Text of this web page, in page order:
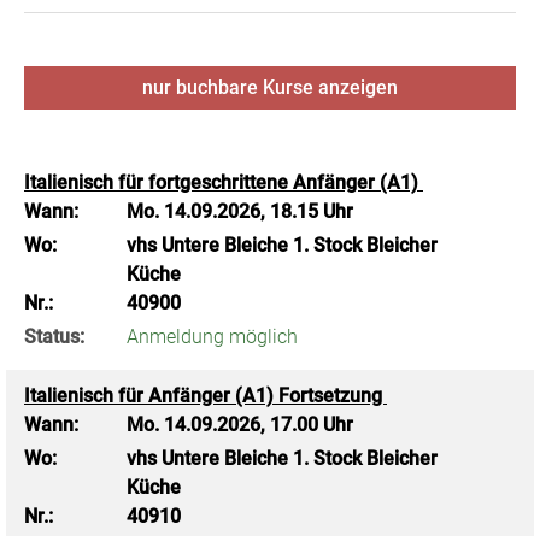
nur buchbare Kurse anzeigen
Italienisch für fortgeschrittene Anfänger (A1)
Wann:
Mo. 14.09.2026, 18.15 Uhr
Wo:
vhs Untere Bleiche 1. Stock Bleicher
Küche
Nr.:
40900
Status:
Anmeldung möglich
Italienisch für Anfänger (A1) Fortsetzung
Wann:
Mo. 14.09.2026, 17.00 Uhr
Wo:
vhs Untere Bleiche 1. Stock Bleicher
Küche
Nr.:
40910